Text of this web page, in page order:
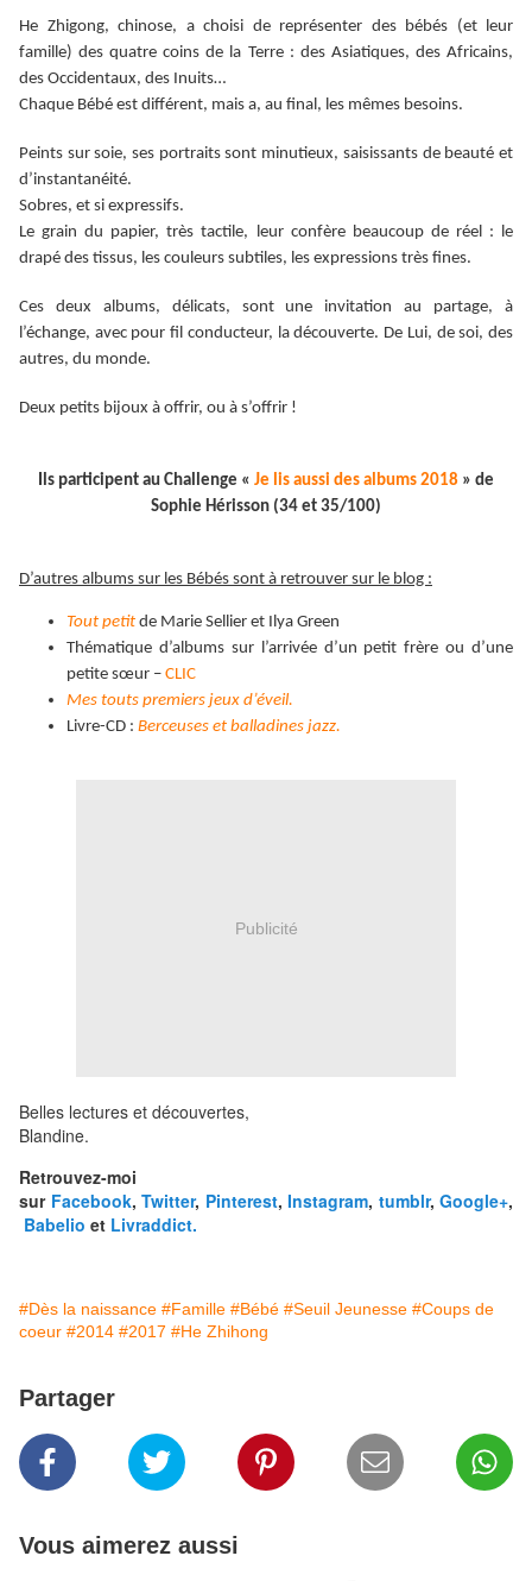
He Zhigong, chinose, a choisi de représenter des bébés (et leur
famille) des quatre coins de la Terre : des Asiatiques, des Africains,
des Occidentaux, des Inuits…
Chaque Bébé est différent, mais a, au final, les mêmes besoins.
Peints sur soie, ses portraits sont minutieux, saisissants de beauté et
d’instantanéité.
Sobres, et si expressifs.
Le grain du papier, très tactile, leur confère beaucoup de réel : le
drapé des tissus, les couleurs subtiles, les expressions très fines.
Ces deux albums, délicats, sont une invitation au partage, à
l’échange, avec pour fil conducteur, la découverte. De Lui, de soi, des
autres, du monde.
Deux petits bijoux à offrir, ou à s’offrir !
Ils participent au Challenge « Je lis aussi des albums 2018 » de
Sophie Hérisson (34 et 35/100)
D’autres albums sur les Bébés sont à retrouver sur le blog :
Tout petit de Marie Sellier et Ilya Green
Thématique d’albums sur l’arrivée d’un petit frère ou d’une
petite sœur – CLIC
Mes touts premiers jeux d’éveil.
Livre-CD : Berceuses et balladines jazz.
Publicité
Belles lectures et découvertes,
Blandine.
Retrouvez-moi
sur Facebook, Twitter, Pinterest, Instagram, tumblr, Google+,
Babelio et Livraddict.
#Dès la naissance #Famille #Bébé #Seuil Jeunesse #Coups de
coeur #2014 #2017 #He Zhihong
Partager
Vous aimerez aussi